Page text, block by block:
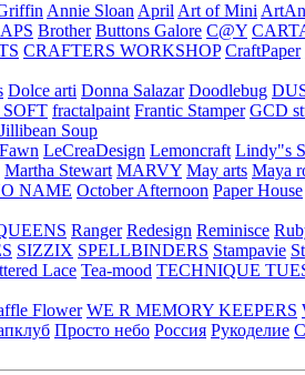
Annie Sloan April Art of Mini
Brother Buttons Galore C@Y
CRAFTERS WORKSHOP CraftPaper
Dolce arti Donna Salazar Doodlebug
fractalpaint Frantic Stamper GCD
Jillibean Soup
LeCreaDesign Lemoncraft Lindy"s
Martha Stewart MARVY May arts Maya
NAME October Afternoon Paper House
Ranger Redesign Reminisce
SIZZIX SPELLBINDERS Stampavie
Lace Tea-mood TECHNIQUE
Flower WE R MEMORY KEEPERS
Просто небо Россия Рукоделие